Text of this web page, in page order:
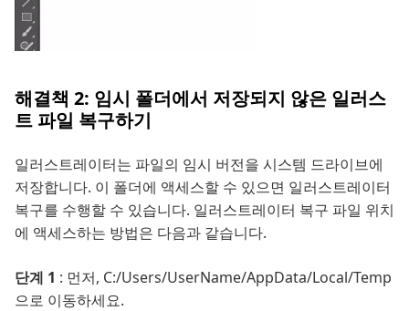
해결책 2: 임시 폴더에서 저장되지 않은 일러스
트 파일 복구하기
일러스트레이터는 파일의 임시 버전을 시스템 드라이브에
저장합니다. 이 폴더에 액세스할 수 있으면 일러스트레이터
복구를 수행할 수 있습니다. 일러스트레이터 복구 파일 위치
에 액세스하는 방법은 다음과 같습니다.
단계 1 : 먼저, C:/Users/UserName/AppData/Local/Temp
으로 이동하세요.